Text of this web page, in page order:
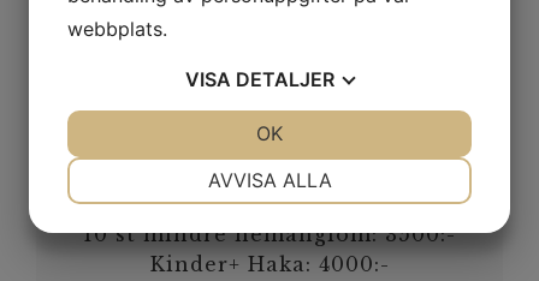
Enstaka kärl/litet hemangiom:
1500:-
Näsvingar: 2500:-
mindre område kind:
3000:-
10 st mindre hemangiom: 3500:-
Kinder+ Haka: 4000:-
webbplats.
VISA DETALJER
MARKNADSFÖRING STATISTIK
AVVISA ALLA
OK